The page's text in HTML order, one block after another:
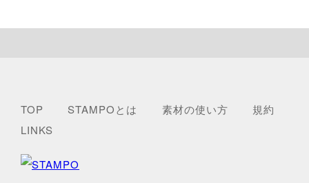
TOP STAMPOとは 素材の使い方
規約
LINKS